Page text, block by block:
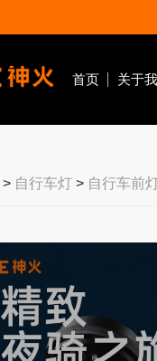
首页 关于
筒
手电
手电
电
手电
头灯
黄光头灯
工作
工业
> 自行车灯 > 自行车前